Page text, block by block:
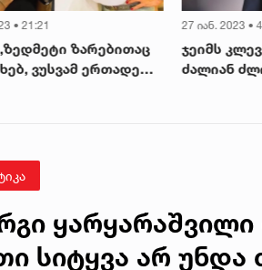
• 21:21
ზარებითაც
ვუსვამ ერთადერთ
27 იან. 2023 •
ჯეიმს
ძალიან
ყარყარაშვილი
სიტყვა არ